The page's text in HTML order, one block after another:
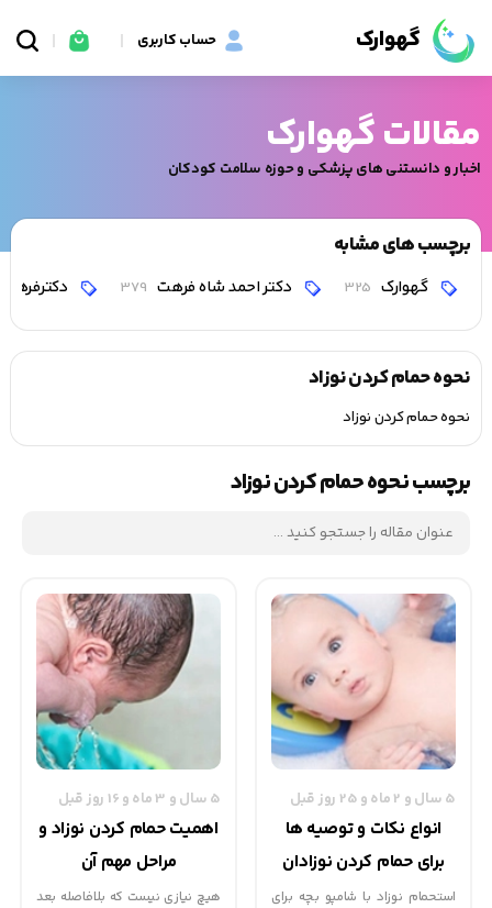
گهوارک حساب کاربری
مقالات گهوارک
اخبار و دانستنی های پزشکی و حوزه سلامت کودکان
برچسب های مشابه
گهوارک 325 دکتر احمد شاه فرهت 379 دکترفرهت
نحوه حمام کردن نوزاد
نحوه حمام کردن نوزاد
برچسب نحوه حمام کردن نوزاد
5 سال و 2 ماه و 25 روز قبل
انواع نکات و توصیه ها
برای حمام کردن نوزادان
استحمام نوزاد با شامپو بچه برای
5 سال و 3 ماه و 16 روز قبل
اهمیت حمام کردن نوزاد و
مراحل مهم آن
هیچ نیازی نیست که بلافاصله بعد